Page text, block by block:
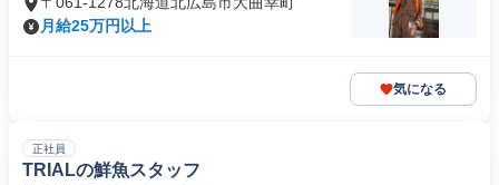
月給25万円以上
気になる
正社員
TRIALの鮮魚スタッフ